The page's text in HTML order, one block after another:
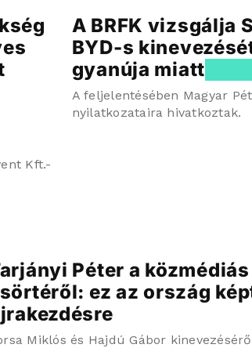
Kft.-
A BRFK vizsgálja
BYD-s
gyanúja miatt
A feljelentésében Magyar
nyilatkozataira hivatkoztak.
Péter a közmédiás
ez az ország
Miklós és Hajdú Gábor